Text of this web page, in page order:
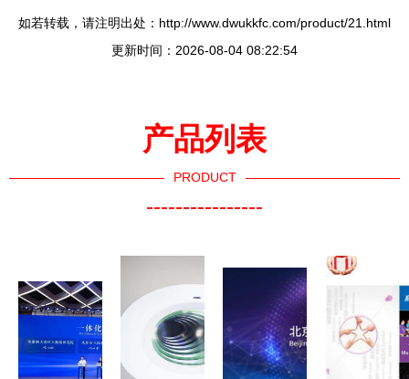
如若转载，请注明出处：http://www.dwukkfc.com/product/21.html
更新时间：2026-08-04 08:22:54
产品列表
PRODUCT
----------------